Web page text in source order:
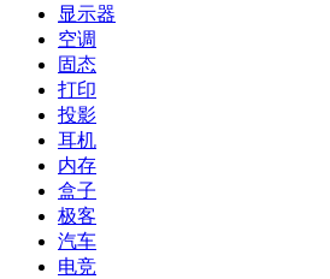
显示器
空调
固态
打印
投影
耳机
内存
盒子
极客
汽车
电竞